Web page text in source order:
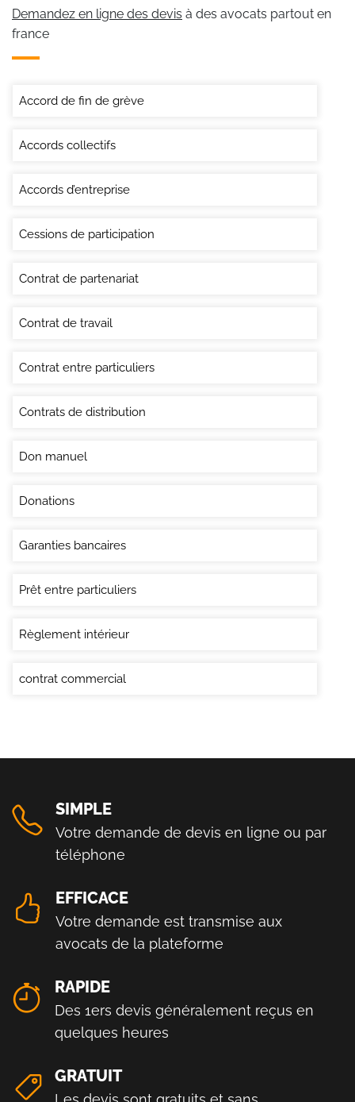
Demandez en ligne des devis à des avocats partout en
france
Accord de fin de grève
Accords collectifs
Accords d’entreprise
Cessions de participation
Contrat de partenariat
Contrat de travail
Contrat entre particuliers
Contrats de distribution
Don manuel
Donations
Garanties bancaires
Prêt entre particuliers
Règlement intérieur
contrat commercial
SIMPLE
Votre demande de devis en ligne ou par
téléphone
EFFICACE
Votre demande est transmise aux
avocats de la plateforme
RAPIDE
Des 1ers devis généralement reçus en
quelques heures
GRATUIT